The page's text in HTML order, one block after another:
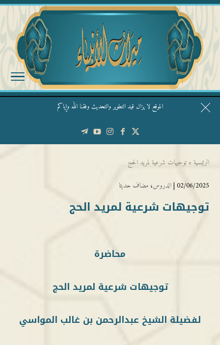
الموقع لا يزال قيد التطوير والتحديث وفقنا الله وإياكم
قال الشيخ ربيع وفقه الله: نحن ليس عندنا تقديس الأشخاص
الرئيسية » توجيهات شرعية لمريد الحج
02/06/2025 | الدروس، مضاف حديثا
توجيهات شرعية لمريد الحج
محاضرة
توجيهات شرعية لمريد الحج
لفضيلة الشيخ عبدالرحمن بن غالب المواسي